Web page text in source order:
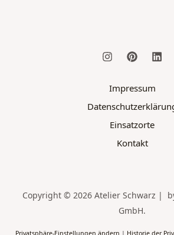
Impressum
Einsatzorte
Kontakt
Copyright © 2026 Atelier Schwarz |
GmbH.
Privatsphäre-Einstellungen ändern | Historie der